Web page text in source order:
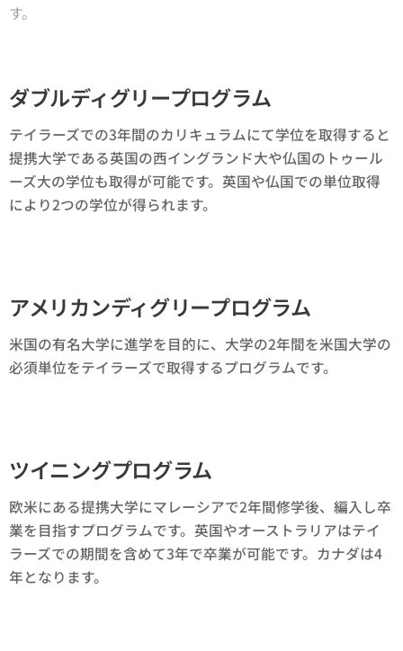
す。
ダブルディグリープログラム
テイラーズでの3年間のカリキュラムにて学位を取得すると
提携大学である英国の西イングランド大や仏国のトゥール
ーズ大の学位も取得が可能です。英国や仏国での単位取得
により2つの学位が得られます。
アメリカンディグリープログラム
米国の有名大学に進学を目的に、大学の2年間を米国大学の
必須単位をテイラーズで取得するプログラムです。
ツイニングプログラム
欧米にある提携大学にマレーシアで2年間修学後、編入し卒
業を目指すプログラムです。英国やオーストラリアはテイ
ラーズでの期間を含めて3年で卒業が可能です。カナダは4
年となります。